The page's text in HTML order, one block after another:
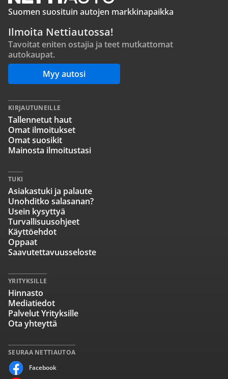
Suomen suosituin autojen markkinapaikka
Ilmoita Nettiautossa!
Tavoitat eniten ostajia ja teet mutkattomat
autokaupat.
Myy autosi
SEURAA NETTIAUTOA
Facebook
KIRJAUTUNEILLE
Tallennetut haut
Omat ilmoitukset
Omat suosikit
Mainosta ilmoitustasi
TUKI
Asiakastuki ja palaute
Unohditko salasanan?
Usein kysyttyä
Turvallisuusohjeet
Käyttöehdot
Oppaat
Saavutettavuusseloste
YRITYKSILLE
Hinnasto
Mediatiedot
Palvelut Yrityksille
Ota yhteyttä